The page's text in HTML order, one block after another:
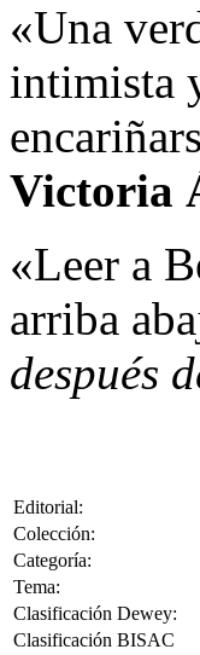
«Una
intimista
Victoria
«Leer a
arriba
después
Editorial:
Colección:
Categoría:
Tema:
Clasificación Dewey:
Clasificación BISAC